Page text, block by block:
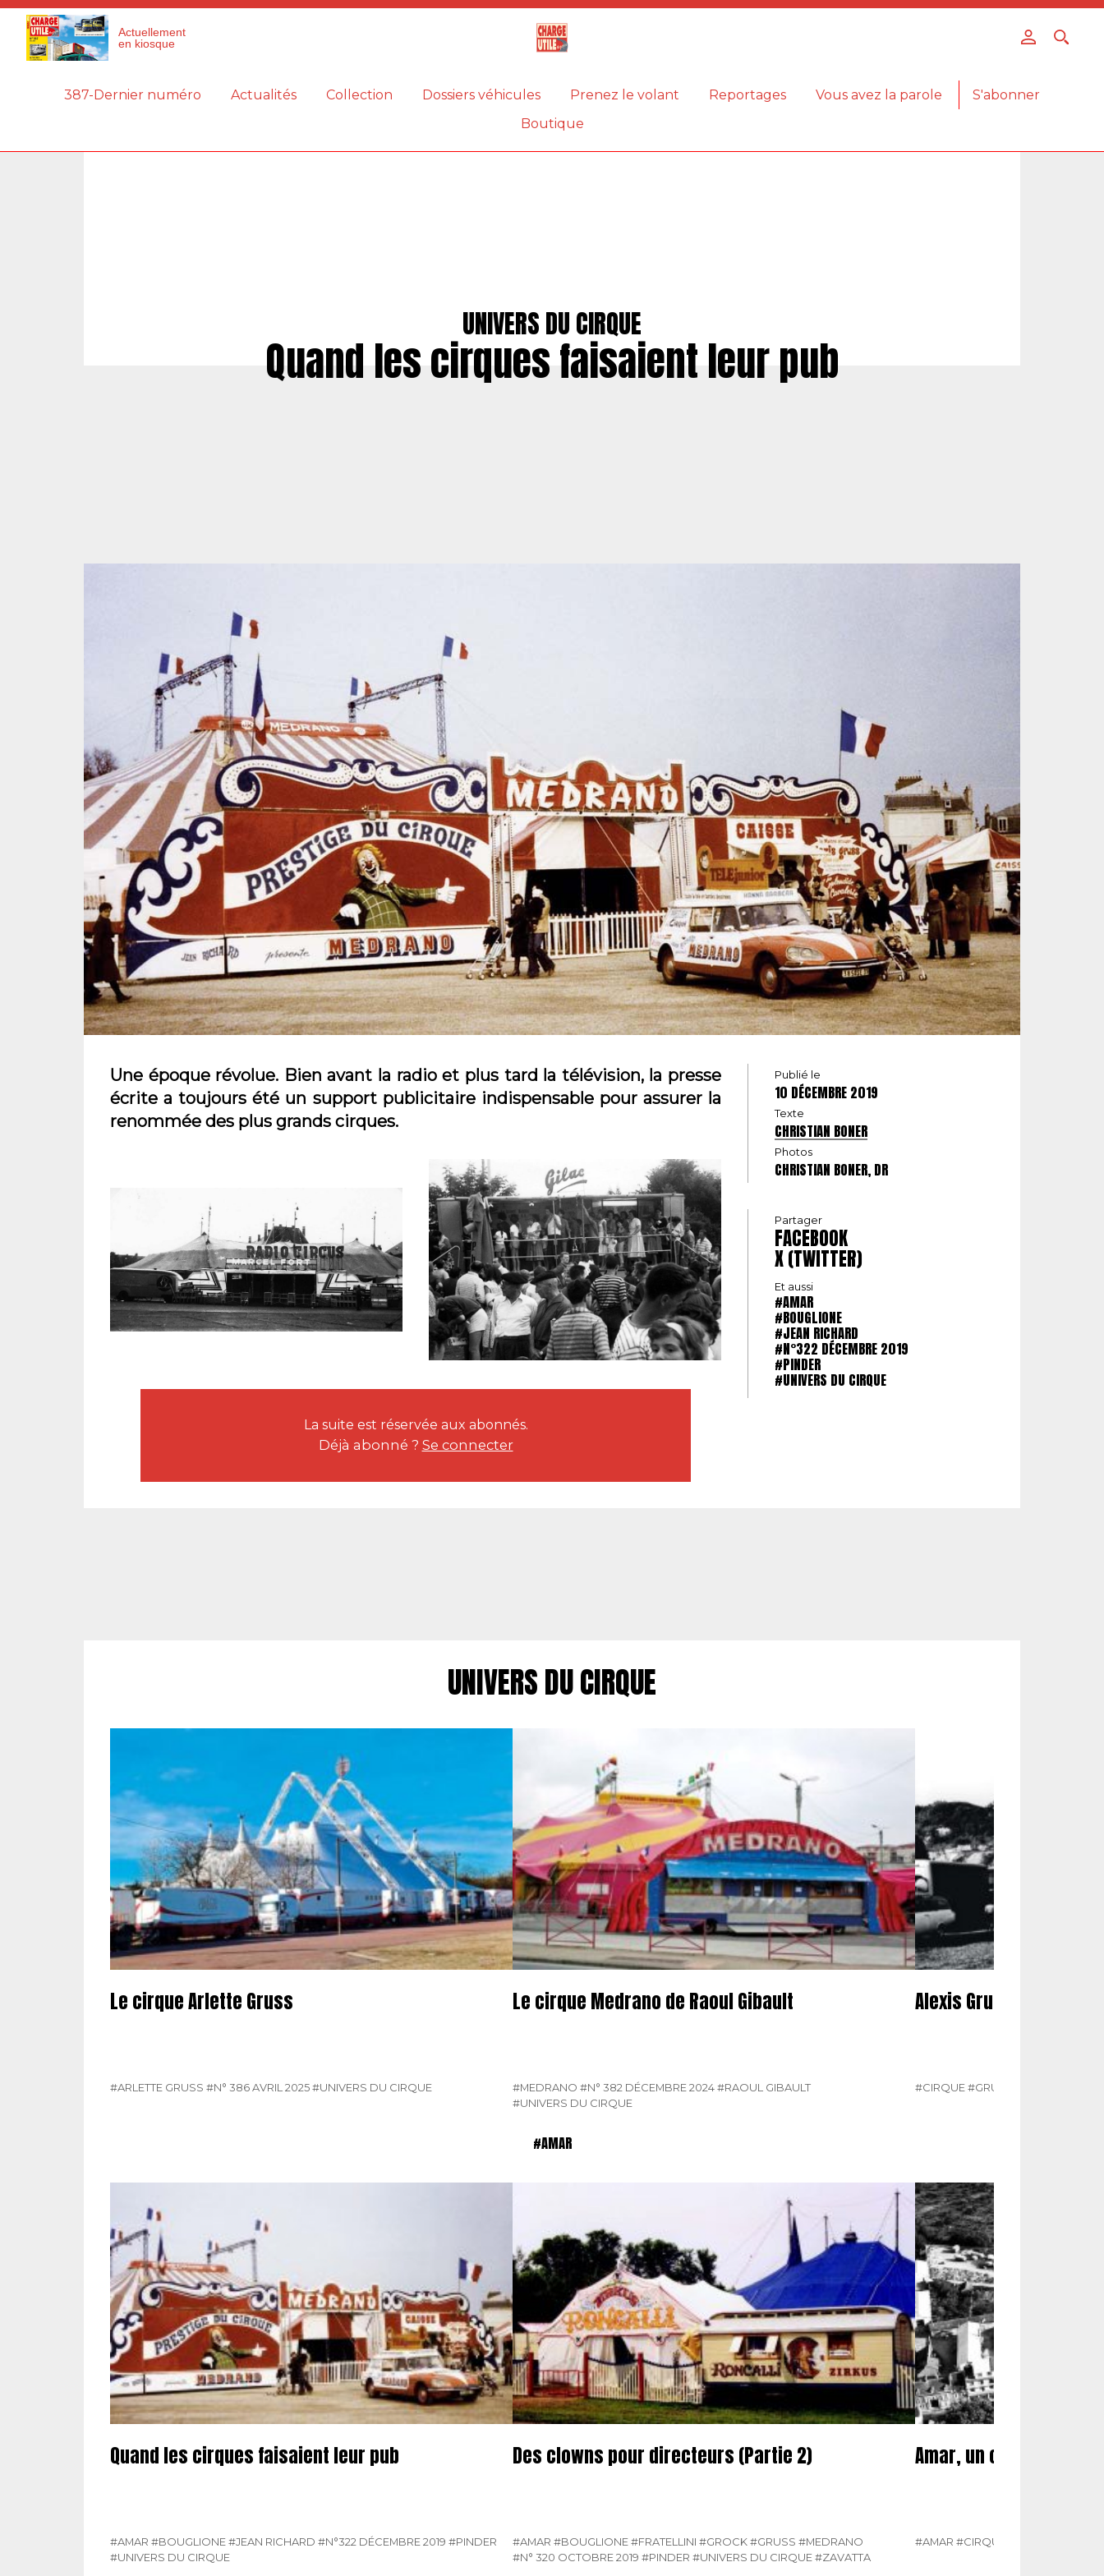
Actuellement
en kiosque
387-Dernier numéro Actualités Collection Dossiers véhicules Prenez le volant Reportages Vous avez la parole
S'abonner
Boutique
UNIVERS DU CIRQUE
Quand les cirques faisaient leur pub
Une époque révolue. Bien avant la radio et plus tard la télévision, la presse
écrite a toujours été un support publicitaire indispensable pour assurer la
renommée des plus grands cirques.
La suite est réservée aux abonnés.
Déjà abonné ? Se connecter
Publié le
10 DÉCEMBRE 2019
Texte
CHRISTIAN BONER
Photos
CHRISTIAN BONER, DR
Partager
FACEBOOK
X (TWITTER)
Et aussi
#AMAR
#BOUGLIONE
#JEAN RICHARD
#N°322 DÉCEMBRE 2019
#PINDER
#UNIVERS DU CIRQUE
UNIVERS DU CIRQUE
Le cirque Arlette Gruss
#ARLETTE GRUSS #N° 386 AVRIL 2025#UNIVERS DU CIRQUE
Le cirque Medrano de Raoul Gibault
#MEDRANO #N° 382 DÉCEMBRE 2024#RAOUL GIBAULT
#UNIVERS DU CIRQUE
Alexis Gruss
#CIRQUE#GRUSS
#AMAR
Quand les cirques faisaient leur pub
#AMAR #BOUGLIONE#JEAN RICHARD #N°322 DÉCEMBRE 2019 #PINDER
#UNIVERS DU CIRQUE
Des clowns pour directeurs (Partie 2)
#AMAR #BOUGLIONE#FRATELLINI #GROCK#GRUSS #MEDRANO
#N° 320 OCTOBRE 2019 #PINDER #UNIVERS DU CIRQUE#ZAVATTA
Amar, un cirque de
#AMAR #CIRQUE
Panneau de gestion des cookies